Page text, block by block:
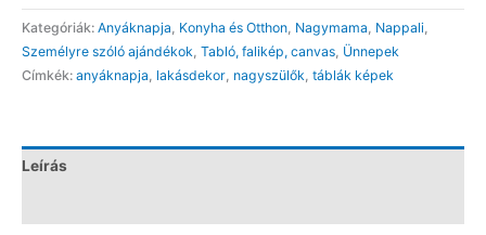
nagypapa
házirendje
tabló
mennyiség
Kategóriák: Anyáknapja Konyha és Otthon Nagymama Nappali
Személyre szóló ajándékok Tabló, falikép, canvas Ünnepek
Címkék: anyáknapja lakásdekor nagyszülők táblák képek
Leírás